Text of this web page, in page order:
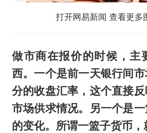
打开网易新闻 查看更多
做市商在报价的时候，主
西。一个是前一天银行间
分的收盘汇率，这个直接
市场供求情况。另一个是
的变化。所谓一篮子货币，